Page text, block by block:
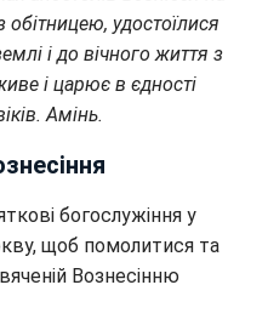
удостоїлися
і до вічного життя з
і царює в єдності
Амінь.
богослужіння у
щоб помолитися та
Вознесінню